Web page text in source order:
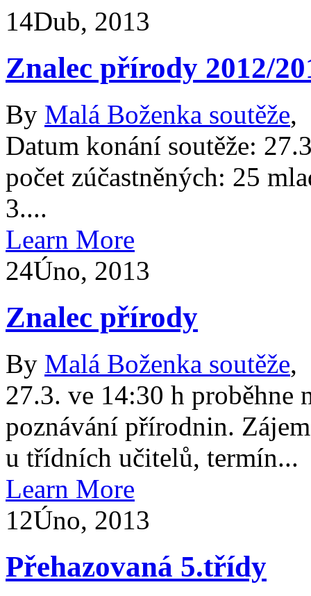
14Dub, 2013
Znalec přírody 2012/
By Malá Boženka soutěže,
Datum konání soutěže:
počet zúčastněných: 25
3....
Learn More
24Úno, 2013
Znalec přírody
By Malá Boženka soutěže,
27.3. ve 14:30 h proběhne
poznávání přírodnin.
u třídních učitelů, termín...
Learn More
12Úno, 2013
Přehazovaná 5.třídy